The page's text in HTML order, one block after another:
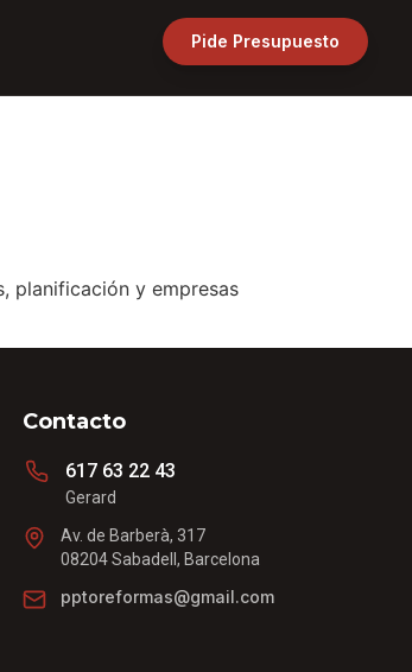
Pide Presupuesto
planificación y empresas
Contacto
617 63 22 43
Gerard
Av. de Barberà, 317
08204 Sabadell, Barcelona
pptoreformas@gmail.com